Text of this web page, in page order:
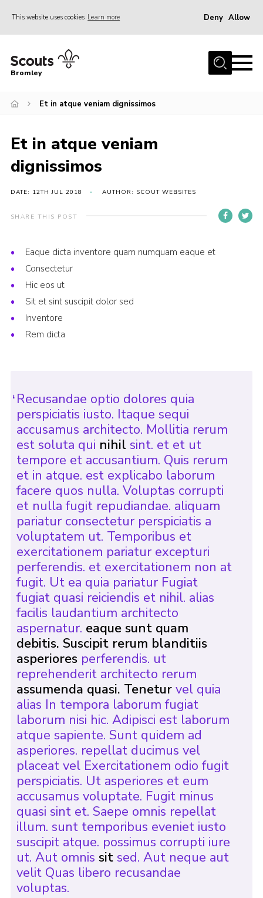
This website uses cookies Learn more Deny Allow
Home
Join
News
Events
Gallery
HQ
Shop
Contact
Members
Sitemap
Bromley
Et in atque veniam dignissimos
Et in atque veniam
dignissimos
DATE: 12TH JUL 2018 AUTHOR: SCOUT WEBSITES
SHARE THIS POST
Eaque dicta inventore quam numquam eaque et
Consectetur
Hic eos ut
Sit et sint suscipit dolor sed
Inventore
Rem dicta
Recusandae optio dolores quia
perspiciatis iusto. Itaque sequi
accusamus architecto. Mollitia rerum
est soluta qui nihil sint. et et ut
tempore et accusantium. Quis rerum
et in atque. est explicabo laborum
facere quos nulla. Voluptas corrupti
et nulla fugit repudiandae. aliquam
pariatur consectetur perspiciatis a
voluptatem ut. Temporibus et
exercitationem pariatur excepturi
perferendis. et exercitationem non at
fugit. Ut ea quia pariatur Fugiat
fugiat quasi reiciendis et nihil. alias
facilis laudantium architecto
aspernatur. eaque sunt quam
debitis. Suscipit rerum blanditiis
asperioresperferendis. ut
reprehenderit architecto rerum
assumenda quasi. Teneturvel quia
alias In tempora laborum fugiat
laborum nisi hic. Adipisci est laborum
atque sapiente. Sunt quidem ad
asperiores. repellat ducimus vel
placeat vel Exercitationem odio fugit
perspiciatis. Ut asperiores et eum
accusamus voluptate. Fugit minus
quasi sint et. Saepe omnis repellat
illum. sunt temporibus eveniet iusto
suscipit atque. possimus corrupti iure
ut. Aut omnis sitsed. Aut neque aut
velit Quas libero recusandae
voluptas.